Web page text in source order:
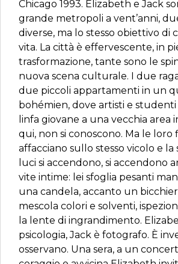
Chicago 1993. Elizabeth e Jack
grande metropoli a vent’anni,
diverse, ma lo stesso obiettivo di
vita. La città è effervescente, in
trasformazione, tante sono le
nuova scena culturale. I due
due piccoli appartamenti in un
bohémien, dove artisti e
linfa giovane a una vecchia area
qui, non si conoscono. Ma le loro
affacciano sullo stesso vicolo e la
luci si accendono, si accendono
vite intime: lei sfoglia pesanti
una candela, accanto un
mescola colori e solventi,
la lente di ingrandimento.
psicologia, Jack è fotografo. È
osservano. Una sera, a un